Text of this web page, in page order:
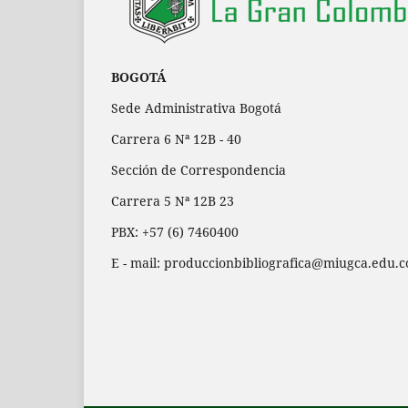
BOGOTÁ
Sede Administrativa Bogotá
Carrera 6 Nª 12B - 40
Sección de Correspondencia
Carrera 5 Nª 12B 23
PBX: +57 (6) 7460400
E - mail: